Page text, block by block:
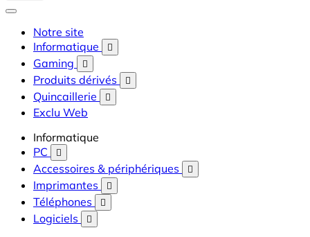
Notre site
Informatique

Gaming 
Produits dérivés 
Quincaillerie 
Exclu Web
Informatique
PC

Accessoires & périphériques 
Imprimantes 
Téléphones 
Logiciels 